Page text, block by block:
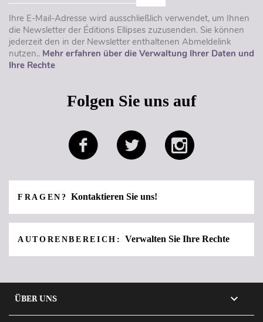
Ihre E-Mail-Adresse wird ausschließlich verwendet, um Ihnen
die Newsletter der Éditions Ellipses zuzusenden. Sie können
jederzeit den in der Newsletter enthaltenen Abmeldelink
nutzen.. Mehr erfahren über die Verwaltung Ihrer Daten und
Ihre Rechte
Folgen Sie uns auf
FRAGEN? Kontaktieren Sie uns!
AUTORENBEREICH: Verwalten Sie Ihre Rechte
ÜBER UNS 